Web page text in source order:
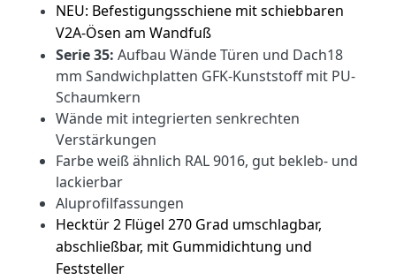
NEU: Befestigungsschiene mit schiebbaren
V2A-Ösen am Wandfuß
Serie 35: Aufbau Wände Türen und Dach18
mm Sandwichplatten GFK-Kunststoff mit PU-
Schaumkern
Wände mit integrierten senkrechten
Verstärkungen
Farbe weiß ähnlich RAL 9016, gut bekleb- und
lackierbar
Aluprofilfassungen
Hecktür 2 Flügel 270 Grad umschlagbar,
abschließbar, mit Gummidichtung und
Feststeller